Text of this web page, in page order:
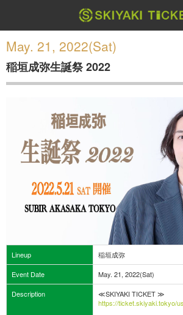
May. 21, 2022(Sat)
稲垣成弥生誕祭 2022
Lineup
稲垣成弥
Event Date
May. 21, 2022(Sat)
Description
≪SKIYAKI TICKET ≫
https://ticket.skiyaki.tokyo/